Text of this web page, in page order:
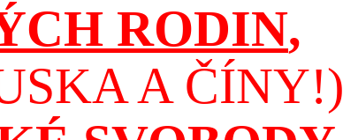
RODIN,
A ČÍNY!)